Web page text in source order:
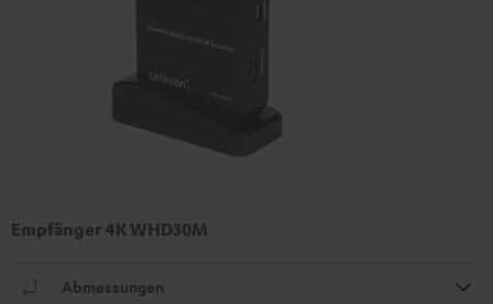
Empfänger 4K WHD30M
Abmessungen